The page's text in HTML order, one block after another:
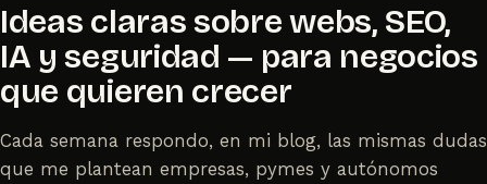
Ideas claras sobre webs, SEO,
IA y seguridad — para negocios
que quieren crecer
Cada semana respondo, en mi blog, las mismas dudas
que me plantean empresas, pymes y autónomos